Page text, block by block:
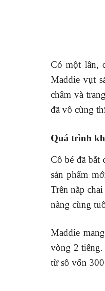
Có một lần,
Maddie vụt
châm và
đã vô cùng
Quá trình
Cô bé đã bắt
sản phẩm
Trên nắp
nàng cùng
Maddie
vòng 2
từ số vốn